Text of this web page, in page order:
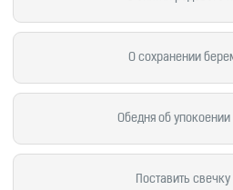
О сохранении
Обедня об
Поставить